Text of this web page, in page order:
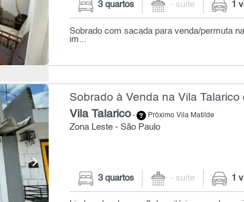
3 quartos - suíte 1
Sobrado com sacada para venda/permuta
im...
Sobrado à Venda na Vila Talarico
Vila Talarico- Próximo Vila Matilde
Zona Leste - São Paulo
3 quartos - suíte 1